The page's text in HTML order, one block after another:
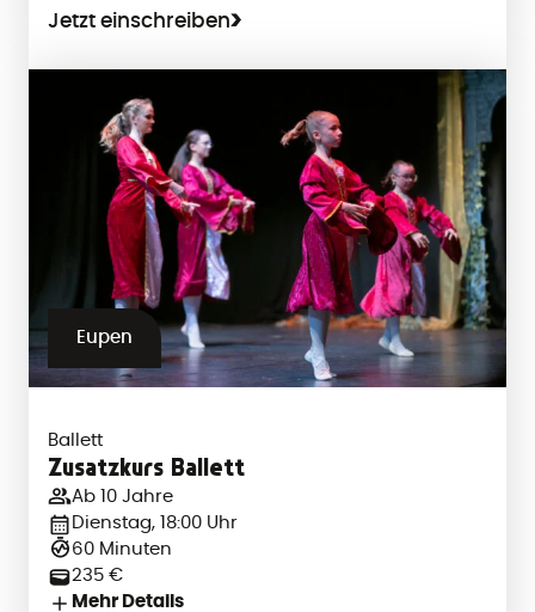
Jetzt einschreiben
Eupen
Ballett
Zusatzkurs Ballett
Ab 10 Jahre
Dienstag, 18:00 Uhr
60 Minuten
235 €
Mehr Details